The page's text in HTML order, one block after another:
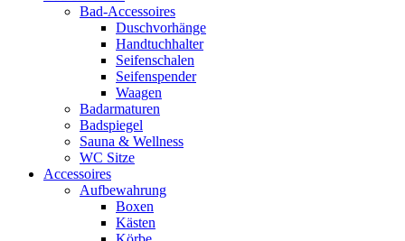
Bad-Accessoires
Duschvorhänge
Handtuchhalter
Seifenschalen
Seifenspender
Waagen
Badarmaturen
Badspiegel
Sauna & Wellness
WC Sitze
Accessoires
Aufbewahrung
Boxen
Kästen